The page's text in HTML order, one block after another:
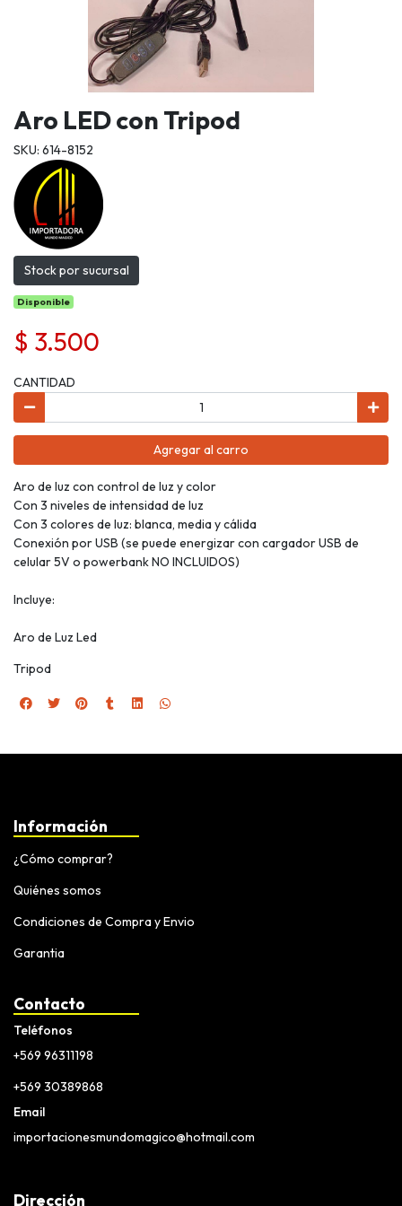
Aro LED con Tripod
SKU: 614-8152
Stock por sucursal
Disponible
$ 3.500
CANTIDAD
Agregar al carro
Aro de luz con control de luz y color
Con 3 niveles de intensidad de luz
Con 3 colores de luz: blanca, media y cálida
Conexión por USB (se puede energizar con cargador USB de
celular 5V o powerbank NO INCLUIDOS)
Incluye:
Aro de Luz Led
Tripod
Información
¿Cómo comprar?
Quiénes somos
Condiciones de Compra y Envio
Garantia
Contacto
Teléfonos
+569 96311198
+569 30389868
Email
importacionesmundomagico@hotmail.com
Dirección